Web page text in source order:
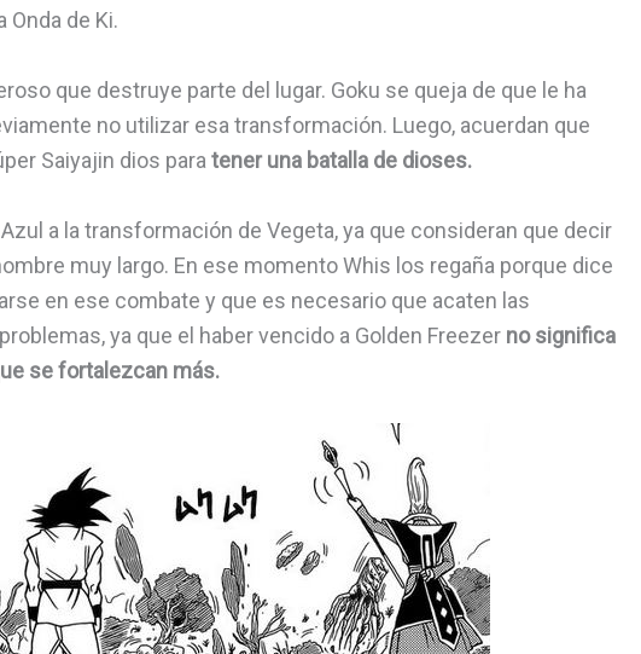
Onda de Ki.
que destruye parte del lugar. Goku se queja de que le ha
no utilizar esa transformación. Luego, acuerdan que
Saiyajin dios para tener una batalla de dioses.
a la transformación de Vegeta, ya que consideran que decir
muy largo. En ese momento Whis los regaña porque dice
en ese combate y que es necesario que acaten las
ya que el haber vencido a Golden Freezer no significa
se fortalezcan más.